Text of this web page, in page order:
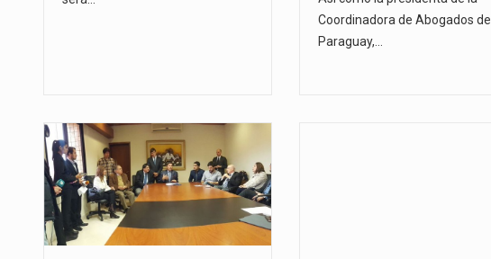
Coordinadora de Abogados del
Paraguay,…